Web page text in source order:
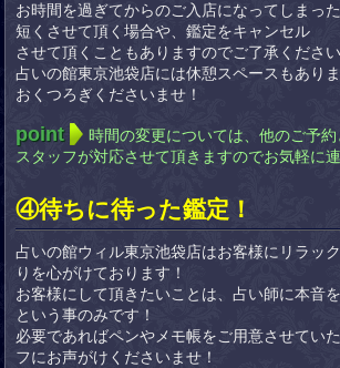
お時間を過ぎてからのご入店になってしまっ
短くさせて頂く場合や、鑑定をキャンセル
させて頂くこともありますのでご了承ください
占いの館東京池袋店には休憩スペースもあり
おくつろぎくださいませ！
point
時間の変更については、他のご予
スタッフが対応させて頂きますのでお気軽に連
④待ちに待った鑑定！
占いの館ウィル東京池袋店はお客様にリラッ
りを心がけております！
お客様にして頂きたいことは、占い師に本音
という事のみです！
必要であればペンやメモ帳をご用意させてい
フにお声がけくださいませ！